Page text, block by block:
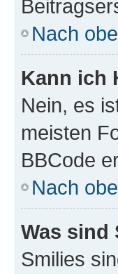
Nach
Kann ich
Nein, es
meisten
BBCode
Nach
Was sind
Smilies